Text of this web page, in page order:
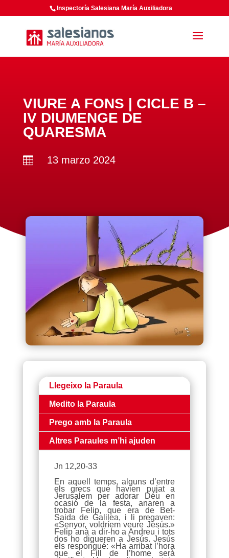
Inspectoría Salesiana María Auxiliadora
VIURE A FONS | CICLE B –
IV DIUMENGE DE
QUARESMA
 13 marzo 2024
Llegeixo la Paraula
Medito la Paraula
Prego amb la Paraula
Altres Paraules m’hi ajuden
Jn 12,20-33
En aquell temps, alguns d’entre
els grecs que havien pujat a
Jerusalem per adorar Déu en
ocasió de la festa, anaren a
trobar Felip, que era de Bet-
Saida de Galilea, i li pregaven:
«Senyor, voldríem veure Jesús.»
Felip anà a dir-ho a Andreu i tots
dos ho digueren a Jesús. Jesús
els respongué: «Ha arribat l’hora
que el Fill de l’home serà